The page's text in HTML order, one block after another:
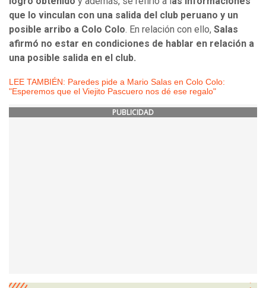
que lo vinculan con una salida del club peruano y un
posible arribo a Colo Colo . En relación con ello, Salas
afirmó no estar en condiciones de hablar en relación a
una posible salida en el club.
LEE TAMBIÉN: Paredes pide a Mario Salas en Colo Colo:
"Esperemos que el Viejito Pascuero nos dé ese regalo"
PUBLICIDAD